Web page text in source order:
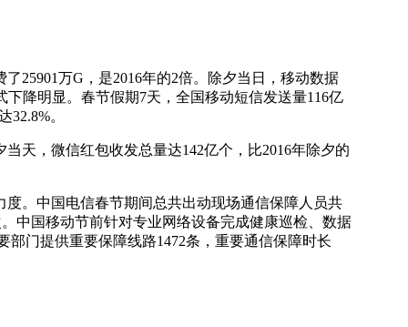
万G，是2016年的2倍。除夕当日，移动数据
降明显。春节假期7天，全国移动短信发送量116亿
。
，微信红包收发总量达142亿个，比2016年除夕的
。中国电信春节期间总共出动现场通信保障人员共
中国移动节前针对专业网络设备完成健康巡检、数据
门提供重要保障线路1472条，重要通信保障时长